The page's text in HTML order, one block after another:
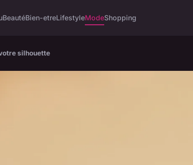
BeautéBien-etreLifestyleModeShopping
silhouette